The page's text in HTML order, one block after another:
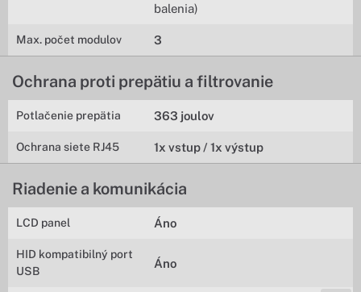
balenia)
Max. počet modulov 3
Ochrana proti prepätiu a filtrovanie
Potlačenie prepätia 363 joulov
Ochrana siete RJ45 1x vstup / 1x výstup
Riadenie a komunikácia
LCD panel Áno
HID kompatibilný port
USB
Áno